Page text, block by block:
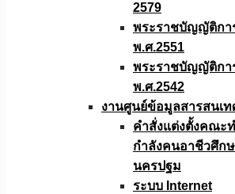
2579
พระราชบัญญัติกา
พ.ศ.2551
พระราชบัญญัติกา
พ.ศ.2542
งานศูนย์ข้อมูลสารสนเท
คำสั่งแต่งตั้งคณะ
กำลังคนอาชีวศึก
นครปฐม
ระบบ Internet